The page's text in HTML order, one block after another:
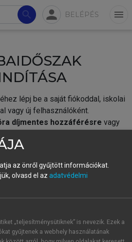
search person BELÉPÉS menu
lépj be a saját fiókoddal, iskolai
vagy új felhasználóként.
díjmentes hozzáférésre vagy
hozz létre új fiókot.
automatikusan
FIÓKKAL
az önről gyűjtött információkat.
olvasd el az adatvédelmi
„teljesítménysütiknek” is nevezik. Ezek a
gyűjtenek a webhely használatának